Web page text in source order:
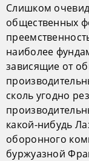
Слишком
общественных
наиболее
зависящие от
сколь угодно
какой-нибудь
оборонного
буржуазной